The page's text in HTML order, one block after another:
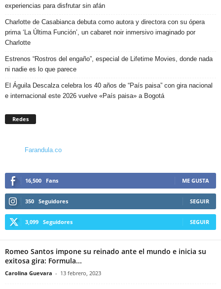
experiencias para disfrutar sin afán
Charlotte de Casabianca debuta como autora y directora con su ópera
prima ‘La Última Función’, un cabaret noir inmersivo imaginado por
Charlotte
Estrenos “Rostros del engaño”, especial de Lifetime Movies, donde nada
ni nadie es lo que parece
El Águila Descalza celebra los 40 años de “País paisa” con gira nacional
e internacional este 2026 vuelve «País paisa» a Bogotá
Redes
Farandula.co
16,500 Fans ME GUSTA
350 Seguidores SEGUIR
3,099 Seguidores SEGUIR
Romeo Santos impone su reinado ante el mundo e inicia su
exitosa gira: Formula...
Carolina Guevara - 13 febrero, 2023